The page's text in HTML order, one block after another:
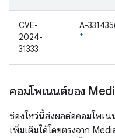
CVE-
2024-
31333
A-
*
คอมโพเนนต์ของ
ช่องโหว่นี้ส่งผลต่อคอมโพเน
เพิ่มเติมได้โดยตรงจาก